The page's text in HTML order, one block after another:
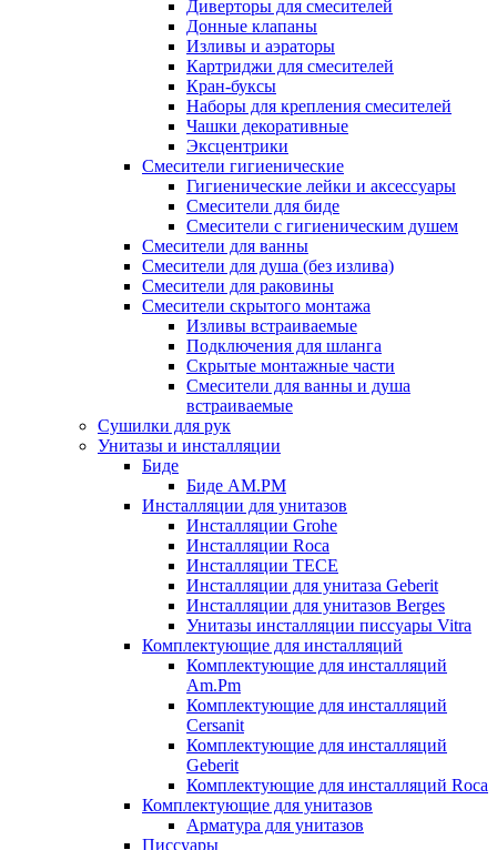
Диверторы для смесителей
Донные клапаны
Изливы и аэраторы
Картриджи для смесителей
Кран-буксы
Наборы для крепления смесителей
Чашки декоративные
Эксцентрики
Смесители гигиенические
Гигиенические лейки и аксессуары
Смесители для биде
Смесители с гигиеническим душем
Смесители для ванны
Смесители для душа (без излива)
Смесители для раковины
Смесители скрытого монтажа
Изливы встраиваемые
Подключения для шланга
Скрытые монтажные части
Смесители для ванны и душа
встраиваемые
Сушилки для рук
Унитазы и инсталляции
Биде
Биде AM.PM
Инсталляции для унитазов
Инсталляции Grohe
Инсталляции Roca
Инсталляции TECE
Инсталляции для унитаза Geberit
Инсталляции для унитазов Berges
Унитазы инсталляции писсуары Vitra
Комплектующие для инсталляций
Комплектующие для инсталляций
Am.Pm
Комплектующие для инсталляций
Cersanit
Комплектующие для инсталляций
Geberit
Комплектующие для инсталляций Roca
Комплектующие для унитазов
Арматура для унитазов
Писсуары